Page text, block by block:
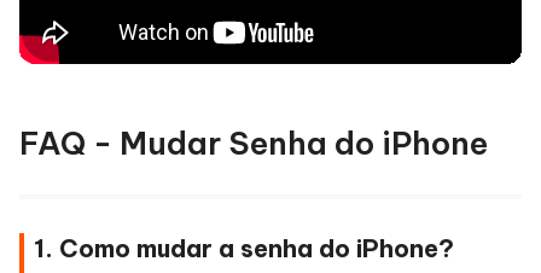
FAQ - Mudar Senha do iPhone
1. Como mudar a senha do iPhone?